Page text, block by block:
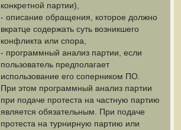
конкретной партии),
- описание обращения, которое должно
вкратце содержать суть возникшего
конфликта или спора,
- программный анализ партии, если
пользователь предполагает
использование его соперником ПО.
При этом программный анализ партии
при подаче протеста на частную партию
является обязательным. При подаче
протеста на турнирную партию или